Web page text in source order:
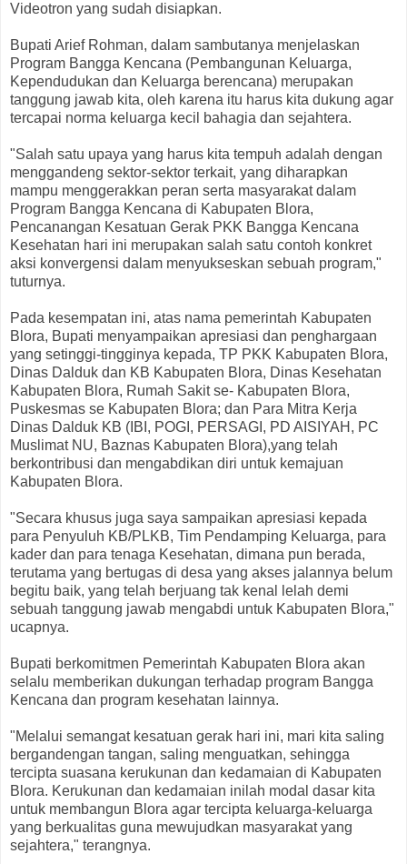
Videotron yang sudah disiapkan.
Bupati Arief Rohman, dalam sambutanya menjelaskan
Program Bangga Kencana (Pembangunan Keluarga,
Kependudukan dan Keluarga berencana) merupakan
tanggung jawab kita, oleh karena itu harus kita dukung agar
tercapai norma keluarga kecil bahagia dan sejahtera.
"Salah satu upaya yang harus kita tempuh adalah dengan
menggandeng sektor-sektor terkait, yang diharapkan
mampu menggerakkan peran serta masyarakat dalam
Program Bangga Kencana di Kabupaten Blora,
Pencanangan Kesatuan Gerak PKK Bangga Kencana
Kesehatan hari ini merupakan salah satu contoh konkret
aksi konvergensi dalam menyukseskan sebuah program,"
tuturnya.
Pada kesempatan ini, atas nama pemerintah Kabupaten
Blora, Bupati menyampaikan apresiasi dan penghargaan
yang setinggi-tingginya kepada, TP PKK Kabupaten Blora,
Dinas Dalduk dan KB Kabupaten Blora, Dinas Kesehatan
Kabupaten Blora, Rumah Sakit se- Kabupaten Blora,
Puskesmas se Kabupaten Blora; dan Para Mitra Kerja
Dinas Dalduk KB (IBI, POGI, PERSAGI, PD AISIYAH, PC
Muslimat NU, Baznas Kabupaten Blora),yang telah
berkontribusi dan mengabdikan diri untuk kemajuan
Kabupaten Blora.
"Secara khusus juga saya sampaikan apresiasi kepada
para Penyuluh KB/PLKB, Tim Pendamping Keluarga, para
kader dan para tenaga Kesehatan, dimana pun berada,
terutama yang bertugas di desa yang akses jalannya belum
begitu baik, yang telah berjuang tak kenal lelah demi
sebuah tanggung jawab mengabdi untuk Kabupaten Blora,"
ucapnya.
Bupati berkomitmen Pemerintah Kabupaten Blora akan
selalu memberikan dukungan terhadap program Bangga
Kencana dan program kesehatan lainnya.
"Melalui semangat kesatuan gerak hari ini, mari kita saling
bergandengan tangan, saling menguatkan, sehingga
tercipta suasana kerukunan dan kedamaian di Kabupaten
Blora. Kerukunan dan kedamaian inilah modal dasar kita
untuk membangun Blora agar tercipta keluarga-keluarga
yang berkualitas guna mewujudkan masyarakat yang
sejahtera," terangnya.